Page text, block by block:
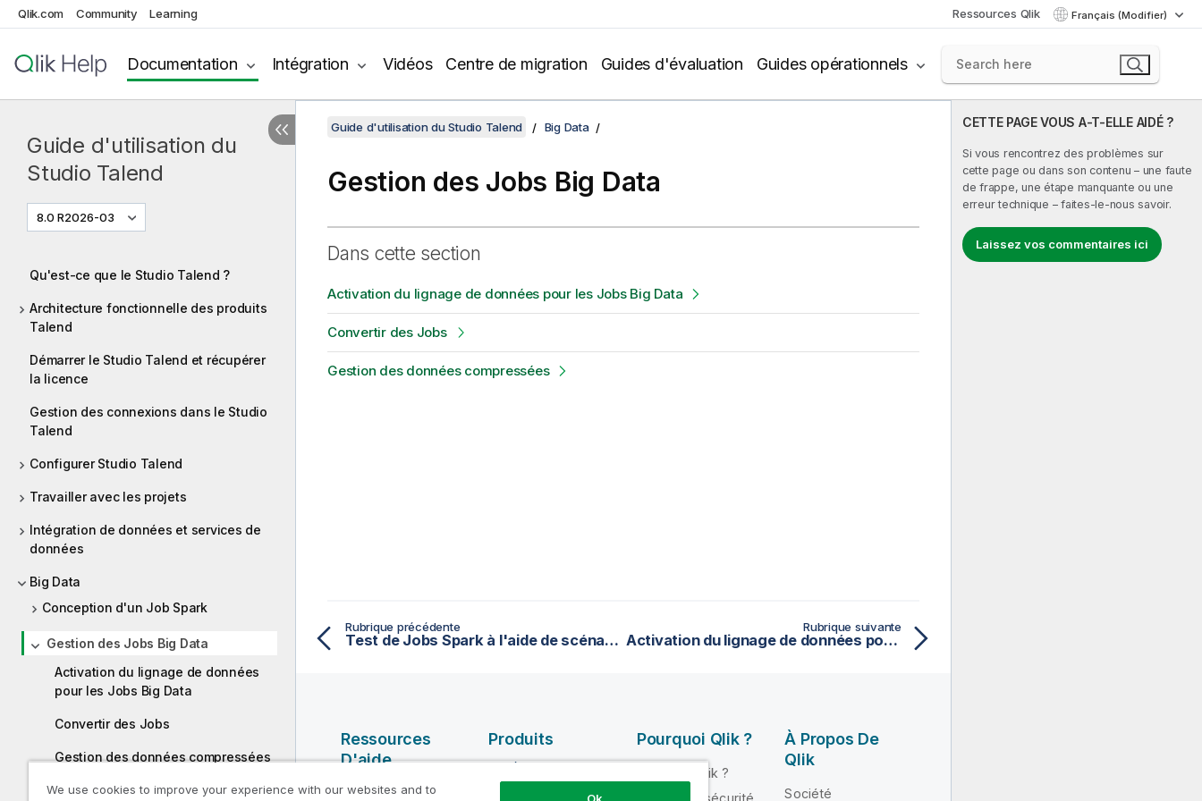
Qlik.com Community Learning Ressources Qlik Français (Modifier)
Documentation Intégration Vidéos Centre de migration Guides d'évaluation Guides opérationnels
Guide d'utilisation du
Studio Talend
8.0 R2026-03
Qu'est-ce que le Studio Talend ?
Architecture fonctionnelle des produits
Talend
Démarrer le Studio Talend et récupérer
la licence
Gestion des connexions dans le Studio
Talend
Configurer Studio Talend
Travailler avec les projets
Intégration de données et services de
données
Big Data
Conception d'un Job Spark
Gestion des Jobs Big Data
Activation du lignage de données
pour les Jobs Big Data
Convertir des Jobs
Gestion des données compressées
Support dynamique des distributions
CETTE PAGE VOUS A-T-ELLE AIDÉ ?
Si vous rencontrez des problèmes sur
cette page ou dans son contenu – une faute
de frappe, une étape manquante ou une
erreur technique – faites-le-nous savoir.
Laissez vos commentaires ici
Guide d'utilisation du Studio Talend Big Data
Gestion des Jobs Big Data
Dans cette section
Activation du lignage de données pour les Jobs Big Data
Convertir des Jobs
Gestion des données compressées
Rubrique précédente
Test de Jobs Spark à l'aide de scénarios de test
Rubrique suivante
Activation du lignage de données pour les Jobs Big Data
Ressources
D'aide
Vidéos Qlik Help
Produits
QUALITÉ DE
Pourquoi Qlik ?
Pourquoi Qlik ?
Fiabilité et sécurité
À Propos De
Qlik
Société
We use cookies to improve your experience with our websites and to